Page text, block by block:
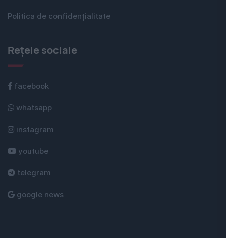
Politica de confidențialitate
Rețele sociale
facebook
whatsapp
instagram
youtube
telegram
google news